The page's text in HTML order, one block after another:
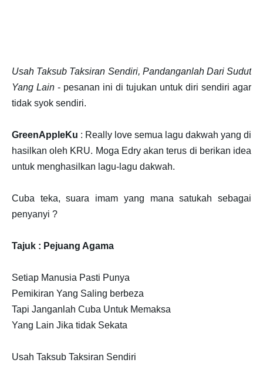
Usah Taksub Taksiran Sendiri, Pandanganlah Dari Sudut
Yang Lain - pesanan ini di tujukan untuk diri sendiri agar
tidak syok sendiri.
GreenAppleKu : Really love semua lagu dakwah yang di
hasilkan oleh KRU. Moga Edry akan terus di berikan idea
untuk menghasilkan lagu-lagu dakwah.
Cuba teka, suara imam yang mana satukah sebagai
penyanyi ?
Tajuk : Pejuang Agama
Setiap Manusia Pasti Punya
Pemikiran Yang Saling berbeza
Tapi Janganlah Cuba Untuk Memaksa
Yang Lain Jika tidak Sekata
Usah Taksub Taksiran Sendiri